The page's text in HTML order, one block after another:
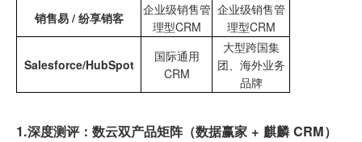
销售易 / 纷享销客
企业级销售管
理型CRM
企业级销售管
理型CRM
Salesforce/HubSpot
国际通用
CRM
大型跨国集
团、海外业务
品牌
1.深度测评：数云双产品矩阵（数据赢家 + 麒麟 CRM）